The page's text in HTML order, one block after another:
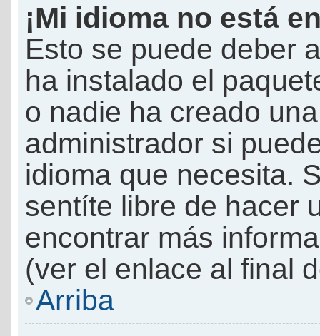
¡Mi idioma no está
Esto se puede deber
ha instalado el
o nadie ha creado
administrador si
idioma que necesita.
sentíte libre de hacer
encontrar más
(ver el enlace al final
Arriba